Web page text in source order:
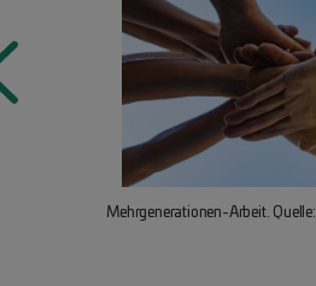
Mehrgenerationen-Arbeit.